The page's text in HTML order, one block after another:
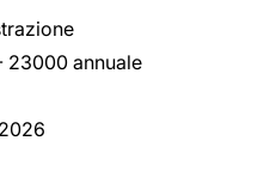
23000 annuale